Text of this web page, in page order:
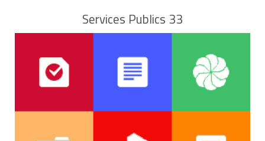
Services Publics 33